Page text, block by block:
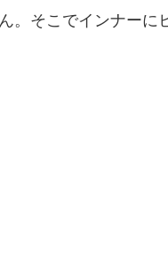
。そこでインナー